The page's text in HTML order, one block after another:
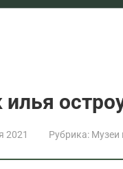
2021 Рубрика: Музеи